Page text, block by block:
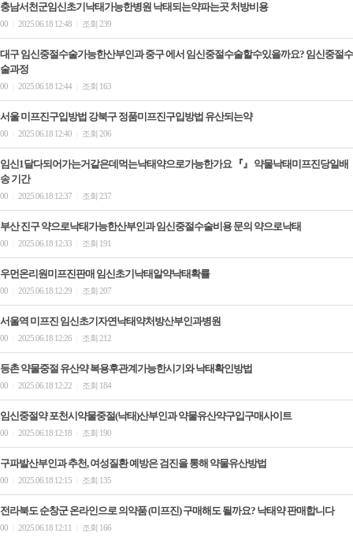
충남서천군임신초기낙태가능한병원 낙태되는약파는곳 처방비용
00 2025.06.18 12:48 조회 239
대구 임신중절수술가능한산부인과 중구 에서 임신중절수술할수있을까요? 임신중절수
술과정
00 2025.06.18 12:44 조회 163
서울 미프진구입방법 강북구 정품미프진구입방법 유산되는약
00 2025.06.18 12:40 조회 206
임신1달다되어가는거같은데먹는낙태약으로가능한가요 『』 약물낙태미프진당일배
송 기간
00 2025.06.18 12:37 조회 237
부산 진구 약으로낙태가능한산부인과 임신중절수술비용 문의 약으로낙­태
00 2025.06.18 12:33 조회 191
우먼온리원미프진판매 임신초기낙태알약낙태확률
00 2025.06.18 12:29 조회 207
서울역 미프진 임신초기자연낙태약처방산부인과병원
00 2025.06.18 12:26 조회 212
등촌 약물중절 유산약 복용후관계가능한시기와 낙태확인방법
00 2025.06.18 12:22 조회 184
임신중절약 포천시약물중절(낙태)산부인과 약물유산약구입구매사이트
00 2025.06.18 12:18 조회 190
구파발산부인과 추천, 여성질환 예방은 검진을 통해 약물유산방법
00 2025.06.18 12:15 조회 135
전라북도 순창군 온라인으로 의약품 (미프진) 구매해도 될까요? 낙­태약 판매합니다
00 2025.06.18 12:11 조회 166